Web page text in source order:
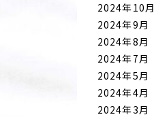
2024年10月
2024年9月
2024年8月
2024年7月
2024年5月
2024年4月
2024年3月